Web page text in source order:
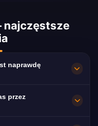
najczęstsze
naprawdę
z
przez